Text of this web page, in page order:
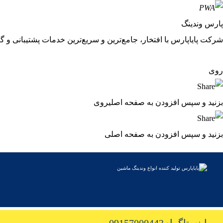
پارس وندینگ
شرکت پایاپارس با افتخار، جامع‌ترین و سریع‌ترین خدمات پشتیبانی و
روی
بزنید و سپس افزودن به صفحه اصلیروی
بزنید و سپس افزودن به صفحه اصلی